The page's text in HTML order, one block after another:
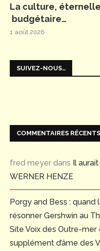
La culture,
budgétaire…
1 août 2026
SUIVEZ-NOUS…
COMMENTAIRES RÉCENTS
fred meyer dans Il aurait
WERNER HENZE
Porgy and Bess :
résonner Gershwin au
Site Voix des Outre-mer
supplément d’âme des